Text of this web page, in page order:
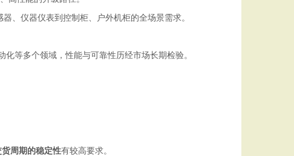
器、仪器仪表到控制柜、户外机柜的全场景需求。
等多个领域，性能与可靠性历经市场长期检验。
货周期的稳定性有较高要求。